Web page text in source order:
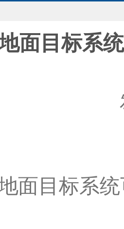
面目标系
面目标系